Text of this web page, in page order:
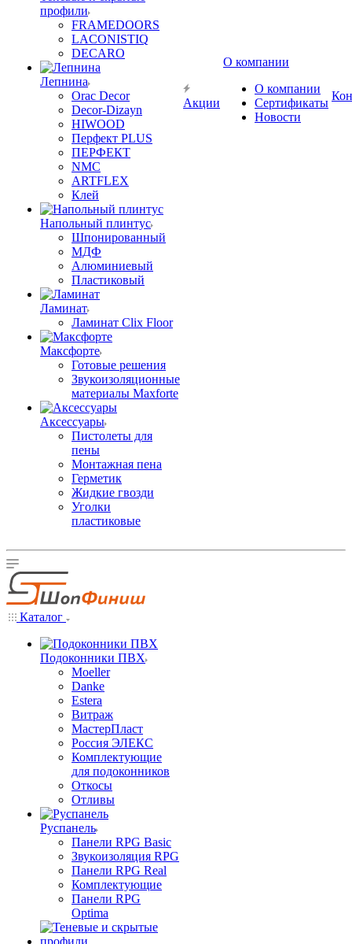
профили
FRAMEDOORS
LACONISTIQ
DECARO
Лепнина
Orac Decor
Decor-Dizayn
HIWOOD
Перфект PLUS
ПЕРФЕКТ
NMC
ARTFLEX
Клей
Напольный плинтус
Шпонированный
МДФ
Алюминиевый
Пластиковый
Ламинат
Ламинат Clix Floor
Максфорте
Готовые решения
Звукоизоляционные
материалы Maxforte
Аксессуары
Пистолеты для
пены
Монтажная пена
Герметик
Жидкие гвозди
Уголки
пластиковые
Акции
О компании
О компании
Сертификаты
Новости
Каталог
Подоконники ПВХ
Moeller
Danke
Estera
Витраж
МастерПласт
Россия ЭЛЕКС
Комплектующие
для подоконников
Откосы
Отливы
Руспанель
Панели RPG Basic
Звукоизоляция RPG
Панели RPG Real
Комплектующие
Панели RPG
Optima